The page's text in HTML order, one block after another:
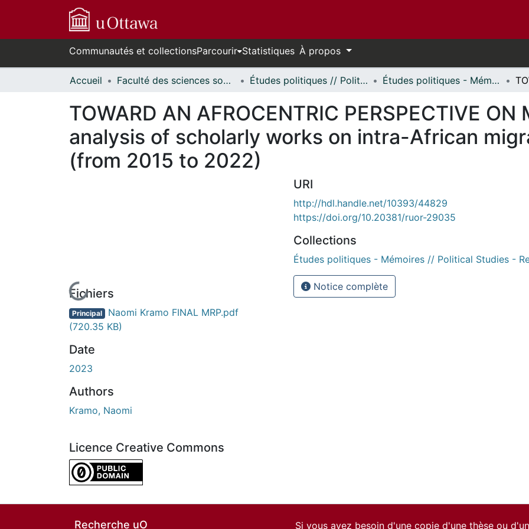
Communautés et collectionsParcourir Statistiques À propos
Accueil Faculté des sciences sociales // Faculty of Social Sciences Études politiques // Political Studies Études politiques - Mémoires // Political Studies - Research Papers
TOWARD AN AFROCENTRIC PERSPECTIVE ON
analysis of scholarly works on intra-African
(from 2015 to 2022)
En cours de chargement...
Fichiers
Principal Naomi Kramo FINAL MRP.pdf
(720.35 KB)
Date
2023
Authors
Kramo, Naomi
Licence Creative Commons
CC0 1.0 Universal
URI
http://hdl.handle.net/10393/44829
https://doi.org/10.20381/ruor-29035
Collections
Études politiques - Mémoires // Political Studies -
Notice complète
Recherche uO Si vous avez besoin d'une copie d'une thèse ou